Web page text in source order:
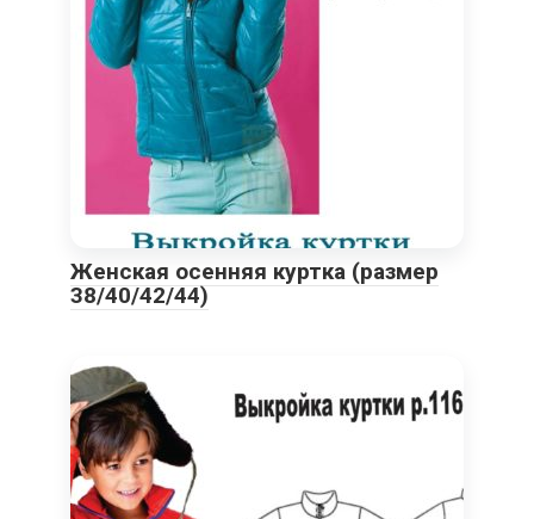
Женская осенняя куртка (размер
38/40/42/44)